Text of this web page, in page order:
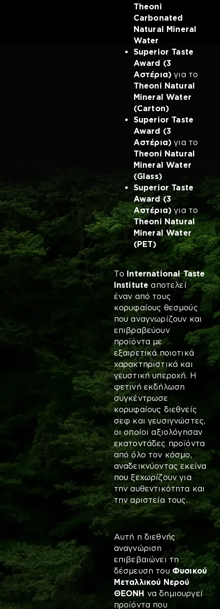
Theoni
Carbonated
Natural Mineral
Water
Superior Taste
Award (3
Αστέρια) για το
Theoni Natural
Mineral Water
(Carton)
Superior Taste
Award (3
Αστέρια) για το
Theoni Natural
Mineral Water
(Glass)
Superior Taste
Award (3
Αστέρια) για το
Theoni Natural
Mineral Water
(PET)
Το International Taste
Institute αποτελεί
έναν από τους
κορυφαίους θεσμούς
που αναγνωρίζουν και
επιβραβεύουν
προϊόντα με
εξαιρετικά ποιοτικά
χαρακτηριστικά και
γευστική υπεροχή. Η
φετινή εκδήλωση
συγκέντρωσε
κορυφαίους διεθνείς
σεφ και γευσιγνώστες,
οι οποίοι αξιολόγησαν
εκατοντάδες προϊόντα
από όλο τον κόσμο,
αναδεικνύοντας εκείνα
που ξεχωρίζουν για
την αυθεντικότητα και
την αριστεία τους.
Αυτή η διεθνής
αναγνώριση
επιβεβαιώνει τη
δέσμευση τουΦυσικού
Μεταλλικού Νερού
ΘΕΟΝΗ να δημιουργεί
προϊόντα που